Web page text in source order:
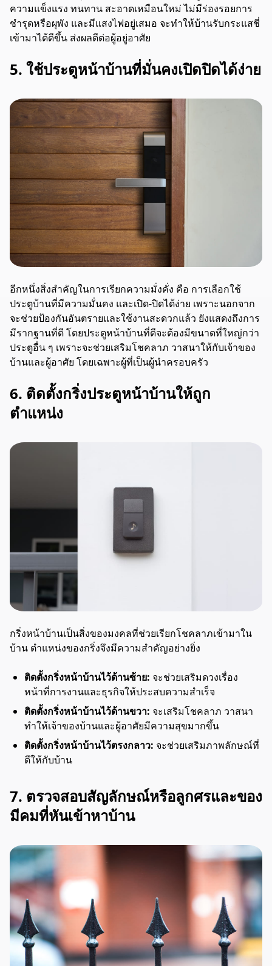
ความแข็งแรง ทนทาน สะอาดเหมือนใหม่ ไม่มีร่องรอยการ
ชำรุดหรือผุพัง และมีแสงไฟอยู่เสมอ จะทำให้บ้านรับกระแสชี่
เข้ามาได้ดีขึ้น ส่งผลดีต่อผู้อยู่อาศัย
5. ใช้ประตูหน้าบ้านที่มั่นคงเปิดปิดได้ง่าย
อีกหนึ่งสิ่งสำคัญในการเรียกความมั่งคั่ง คือ การเลือกใช้
ประตูบ้านที่มีความมั่นคง และเปิด-ปิดได้ง่าย เพราะนอกจาก
จะช่วยป้องกันอันตรายและใช้งานสะดวกแล้ว ยังแสดงถึงการ
มีรากฐานที่ดี โดยประตูหน้าบ้านที่ดีจะต้องมีขนาดที่ใหญ่กว่า
ประตูอื่น ๆ เพราะจะช่วยเสริมโชคลาภ วาสนาให้กับเจ้าของ
บ้านและผู้อาศัย โดยเฉพาะผู้ที่เป็นผู้นำครอบครัว
6. ติดตั้งกริ่งประตูหน้าบ้านให้ถูก
ตำแหน่ง
กริ่งหน้าบ้านเป็นสิ่งของมงคลที่ช่วยเรียกโชคลาภเข้ามาใน
บ้าน ตำแหน่งของกริ่งจึงมีความสำคัญอย่างยิ่ง
ติดตั้งกริ่งหน้าบ้านไว้ด้านซ้าย: จะช่วยเสริมดวงเรื่อง
หน้าที่การงานและธุรกิจให้ประสบความสำเร็จ
ติดตั้งกริ่งหน้าบ้านไว้ด้านขวา: จะเสริมโชคลาภ วาสนา
ทำให้เจ้าของบ้านและผู้อาศัยมีความสุขมากขึ้น
ติดตั้งกริ่งหน้าบ้านไว้ตรงกลาว: จะช่วยเสริมภาพลักษณ์ที่
ดีให้กับบ้าน
7. ตรวจสอบสัญลักษณ์หรือลูกศรและของ
มีคมที่หันเข้าหาบ้าน